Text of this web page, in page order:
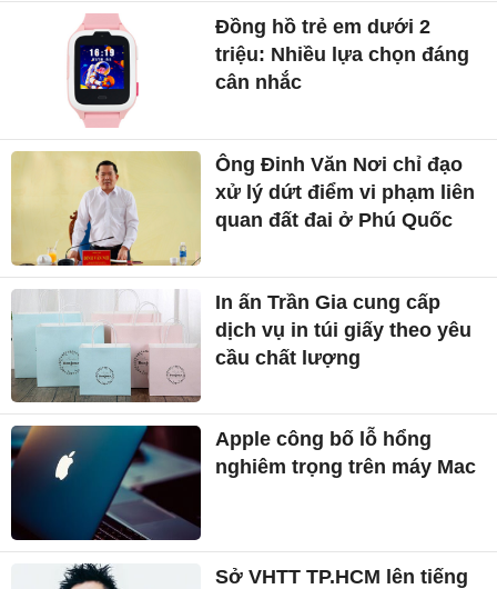
Đồng hồ trẻ em dưới 2
triệu: Nhiều lựa chọn đáng
cân nhắc
Ông Đinh Văn Nơi chỉ đạo
xử lý dứt điểm vi phạm liên
quan đất đai ở Phú Quốc
In ấn Trần Gia cung cấp
dịch vụ in túi giấy theo yêu
cầu chất lượng
Apple công bố lỗ hổng
nghiêm trọng trên máy Mac
Sở VHTT TP.HCM lên tiếng